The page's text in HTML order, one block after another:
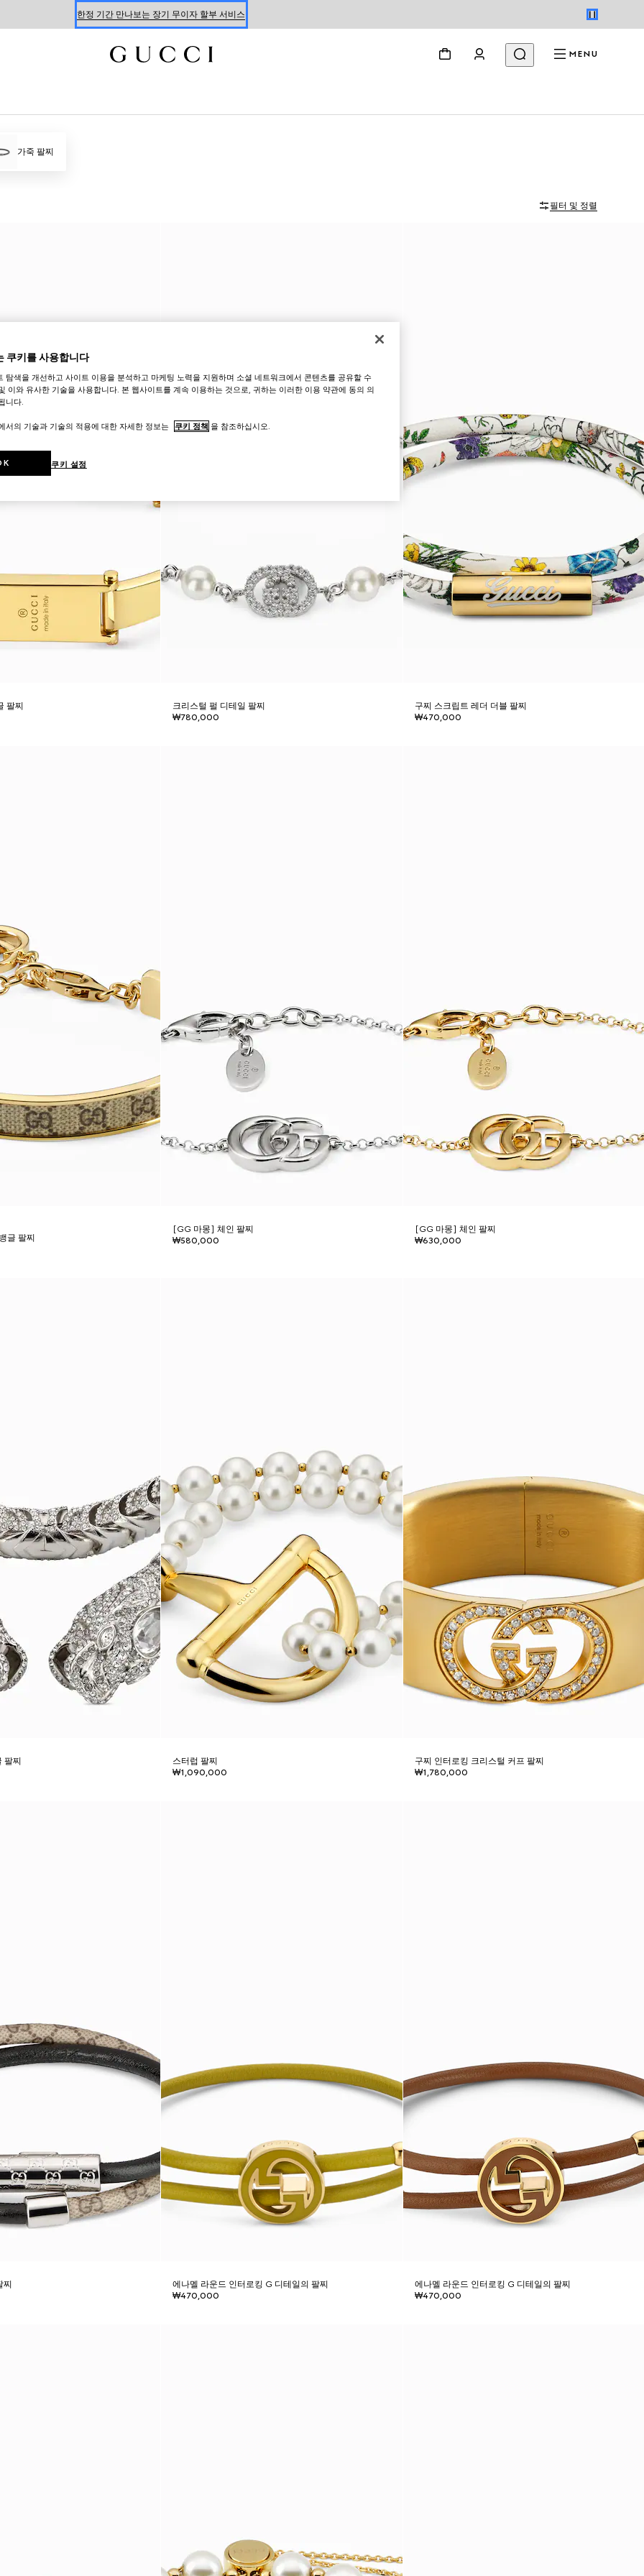
온라인 구매 시 특별한 혜택을 만나보세요
MENU
가죽 팔찌
필터 및 정렬
팔찌
크리스털 펄 디테일 팔찌
₩780,000
구찌 스크립트 레더 더블 팔찌
₩470,000
글 팔찌
[GG 마몽] 체인 팔찌
₩580,000
[GG 마몽] 체인 팔찌
₩630,000
찌
스터럽 팔찌
₩1,090,000
구찌 인터로킹 크리스털 커프 팔찌
₩1,780,000
에나멜 라운드 인터로킹 G 디테일의 팔찌
₩470,000
에나멜 라운드 인터로킹 G 디테일의 팔찌
₩470,000
쿠키를 사용합니다
탐색을 개선하고 사이트 이용을 분석하고 마케팅 노력을 지원하며 소셜 네트워크에서 콘텐츠를 공유할 수
이와 유사한 기술을 사용합니다. 본 웹사이트를 계속 이용하는 것으로, 귀하는 이러한 이용 약관에 동의 의
니다.
서의 기술과 기술의 적용에 대한 자세한 정보는 쿠키 정책 을 참조하십시오.
쿠키 설정